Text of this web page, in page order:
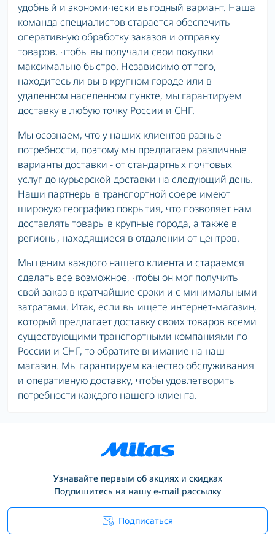
удобный и экономически выгодный вариант. Наша
команда специалистов старается обеспечить
оперативную обработку заказов и отправку
товаров, чтобы вы получали свои покупки
максимально быстро. Независимо от того,
находитесь ли вы в крупном городе или в
удаленном населенном пункте, мы гарантируем
доставку в любую точку России и СНГ.
Мы осознаем, что у наших клиентов разные
потребности, поэтому мы предлагаем различные
варианты доставки - от стандартных почтовых
услуг до курьерской доставки на следующий день.
Наши партнеры в транспортной сфере имеют
широкую географию покрытия, что позволяет нам
доставлять товары в крупные города, а также в
регионы, находящиеся в отдалении от центров.
Мы ценим каждого нашего клиента и стараемся
сделать все возможное, чтобы он мог получить
свой заказ в кратчайшие сроки и с минимальными
затратами. Итак, если вы ищете интернет-магазин,
который предлагает доставку своих товаров всеми
существующими транспортными компаниями по
России и СНГ, то обратите внимание на наш
магазин. Мы гарантируем качество обслуживания
и оперативную доставку, чтобы удовлетворить
потребности каждого нашего клиента.
Узнавайте первым об акциях и скидках
Подпишитесь на нашу e-mail рассылку
Подписаться